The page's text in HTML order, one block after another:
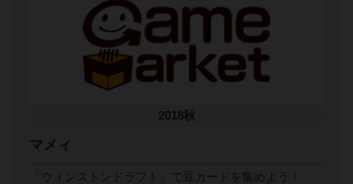
2018秋
マメィ
「ウィンストンドラフト」で豆カードを集めよう！